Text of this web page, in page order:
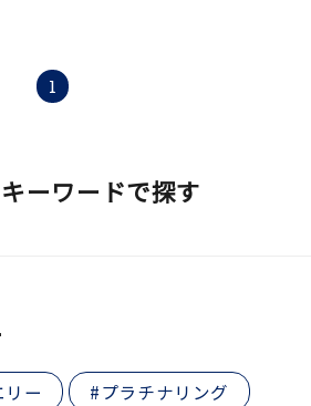
1
ーワードで探す
ー #プラチナリング